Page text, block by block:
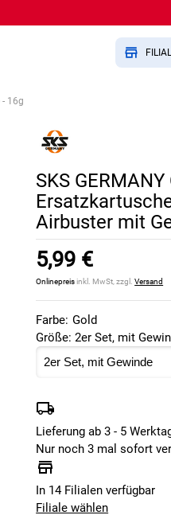
16g
SKS GERMANY
Airbuster mit
5,99 €
Onlinepreisinkl. MwSt, zzgl.Versand
Farbe: Gold
Größe: 2er Set, mit
Lieferung ab 3 - 5
Nur noch 3 mal sofort
In 14 Filialen verfügbar
Filiale wählen